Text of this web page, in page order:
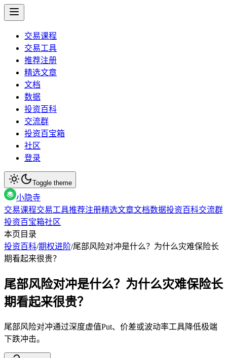
交易课程
交易工具
推荐注册
精选文章
文档
数据
投资百科
交流群
投资百宝箱
社区
登录
Toggle theme
小隐寺
交易课程交易工具推荐注册精选文章文档数据投资百科交流群
投资百宝箱社区
本页目录
投资百科/期权进阶/尾部风险对冲是什么？为什么灾难保险长
期看起来很贵？
尾部风险对冲是什么？为什么灾难保险长
期看起来很贵？
尾部风险对冲通过深度虚值Put、价差或波动率工具降低极端
下跌冲击。